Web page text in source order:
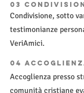
03
Condivisione, sotto
testimonianze
VeriAmici.
04
Accoglienza presso
comunità cristiane